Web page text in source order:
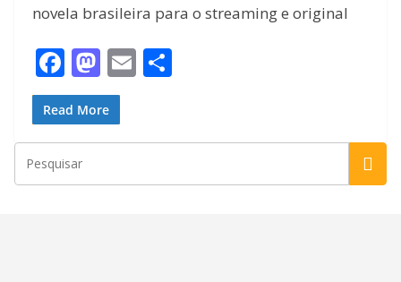
novela brasileira para o streaming e original
F
ac
e
b
o
M
as
to
d
o
E
m
l e
Read More